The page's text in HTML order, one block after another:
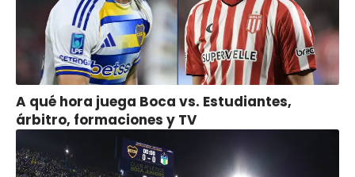
A qué hora juega Boca vs. Estudiantes,
árbitro, formaciones y TV